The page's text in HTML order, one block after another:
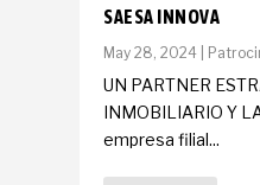
SAESA INNOVA
May 28, 2024
UN PARTNER
INMOBILIARIO Y
empresa filial...